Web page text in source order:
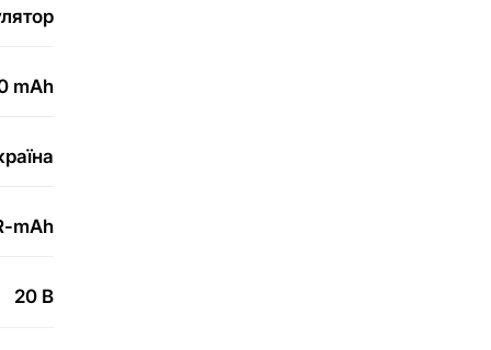
mAh
mAh
20 B